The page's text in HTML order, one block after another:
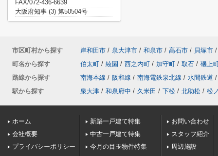
FAX/072-436-6639
大阪府知事 (3) 第50504号
市区町村から探す 岸和田市 / 泉大津市 / 和泉市 / 高石市 / 貝塚市 /
町名から探す
伯太町 / 綾園 / 西之内町 / 加守町 / 取石 / 磯上
路線から探す
南海本線 / 阪和線 / 南海電鉄泉北線 / 水間鉄道 /
駅から探す
泉大津 / 和泉府中 / 久米田 / 下松 / 北助松 / 松
ホーム
会社概要
プライバシーポリシー
新築一戸建て特集
中古一戸建て特集
今月の目玉物件特集
お問い合わせ
スタッフ紹介
周辺施設